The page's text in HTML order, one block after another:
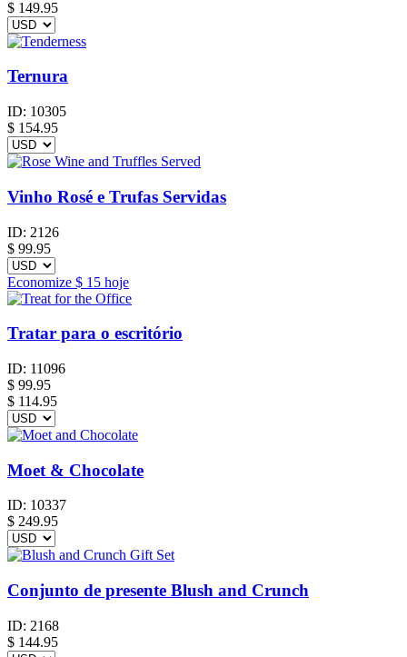
$ 149.95
Ternura
ID: 10305
$ 154.95
Vinho Rosé e Trufas Servidas
ID: 2126
$ 99.95
Economize $ 15 hoje
Tratar para o escritório
ID: 11096
$ 99.95
$ 114.95
Moet & Chocolate
ID: 10337
$ 249.95
Conjunto de presente Blush and Crunch
ID: 2168
$ 144.95